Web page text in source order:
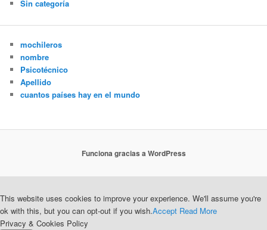
Sin categoría
mochileros
nombre
Psicotécnico
Apellido
cuantos países hay en el mundo
Funciona gracias a WordPress
This website uses cookies to improve your experience. We'll assume you're
ok with this, but you can opt-out if you wish.Accept Read More
Privacy & Cookies Policy